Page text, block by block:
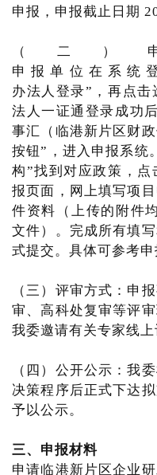
申报，申报截止日期
（ 二 ）
申 报 单 位 在 系 统
办法人登录”，再点
法人一证通登录成功
事汇（临港新片区财
按钮”，进入申报系统
构”找到对应政策，点
报页面，网上填写项
件资料（上传的附件
文件）。完成所有填
式提交。具体可参考申
（三）评审方式：申
审、高科处复审等评
我委邀请有关专家线上
（四）公开公示：我
决策程序后正式下达
予以公示。
三、申报材料
申请临港新片区企业